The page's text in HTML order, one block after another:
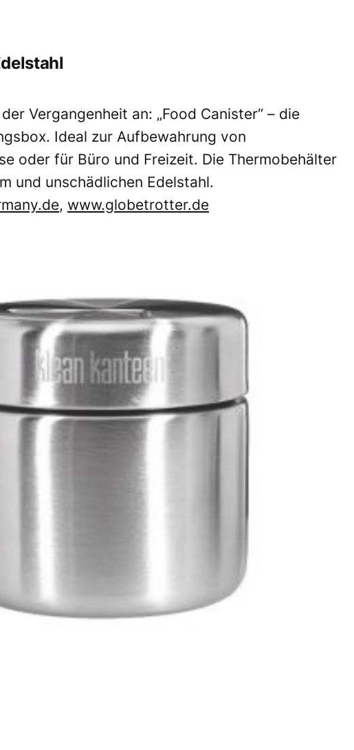
Vergangenheit an: „Food Canister“ – die
Ideal zur Aufbewahrung von
oder für Büro und Freizeit. Die Thermobehälter
und unschädlichen Edelstahl.
, www.globetrotter.de